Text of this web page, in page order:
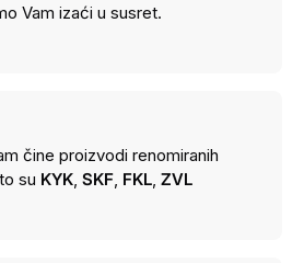
Vam izaći u susret.
čine proizvodi renomiranih
su KYK, SKF, FKL, ZVL